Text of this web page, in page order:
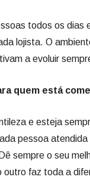
todos os dias
lojista. O
a evoluir
quem está
e esteja
pessoa
sempre o seu
faz toda a